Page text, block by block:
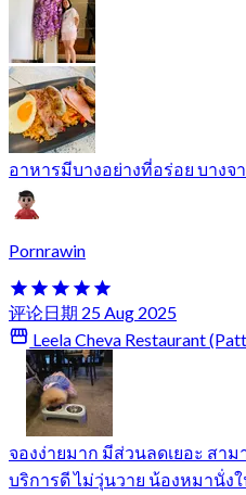
อาหารมีบางอย่างที่อร่อย บาง
Pornrawin
评论日期 25 Aug 2025
Leela Cheva Restaurant
จองง่ายมาก มีส่วนลดเยอะ สา
บริการดี ไม่วุ่นวาย น้องหมานั่ง